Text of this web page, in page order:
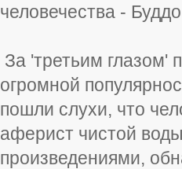
человечества -
За 'третьим глазом'
огромной
пошли слухи, что
аферист чистой
произведениями,